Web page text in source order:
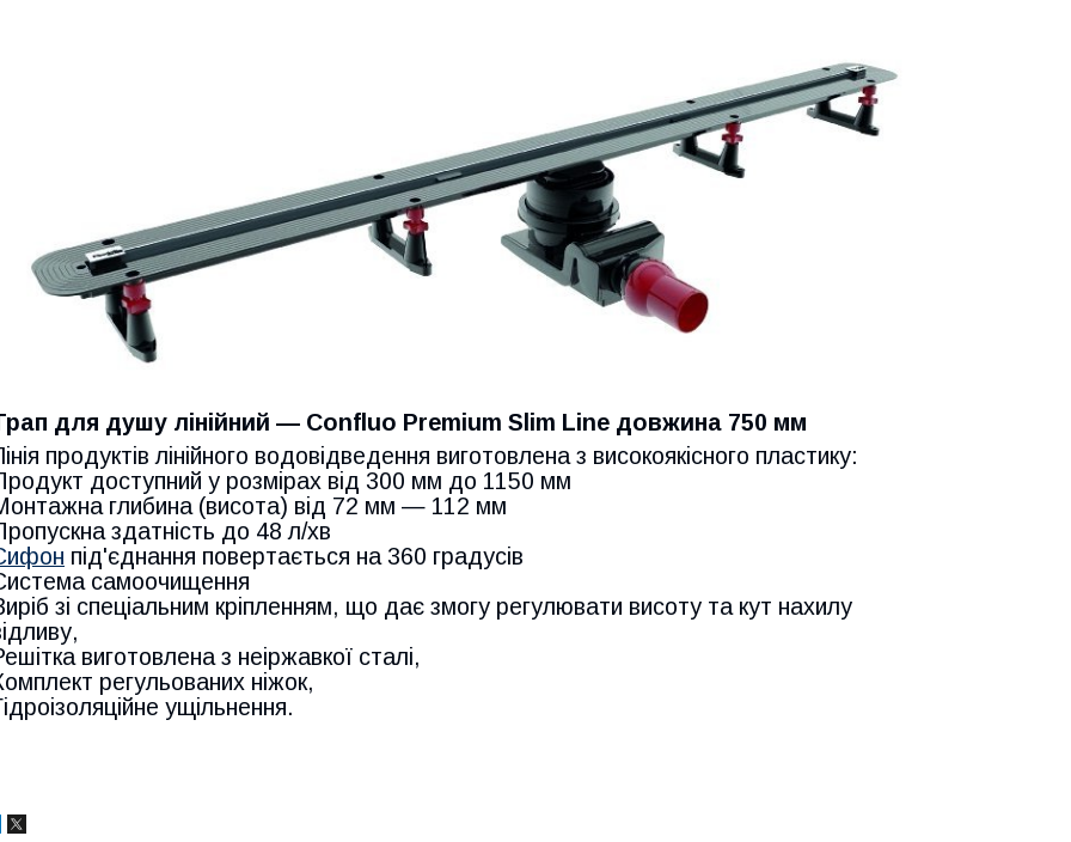
для душу лінійний — Confluo Premium Slim Line довжина 750 мм
продуктів лінійного водовідведення виготовлена з високоякісного пластику:
доступний у розмірах від 300 мм до 1150 мм
глибина (висота) від 72 мм — 112 мм
здатність до 48 л/хв
під'єднання повертається на 360 градусів
самоочищення
зі спеціальним кріпленням, що дає змогу регулювати висоту та кут нахилу
виготовлена з неіржавкої сталі,
регульованих ніжок,
ущільнення.